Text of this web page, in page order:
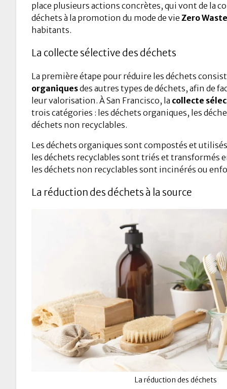
place plusieurs actions concrètes, qui vont de la
déchets à la promotion du mode de vie Zero Waste
habitants.
La collecte sélective des déchets
La première étape pour réduire les déchets
organiquesdes autres types de déchets, afin de
leur valorisation. À San Francisco, la collecte
trois catégories : les déchets organiques, les
déchets non recyclables.
Les déchets organiques sont compostés et
les déchets recyclables sont triés et transformés
les déchets non recyclables sont incinérés ou
La réduction des déchets à la source
La réduction des déchets